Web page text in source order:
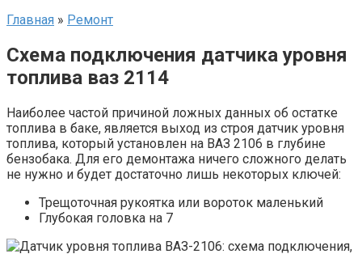
Главная » Ремонт
Схема подключения датчика уровня
топлива ваз 2114
Наиболее частой причиной ложных данных об остатке
топлива в баке, является выход из строя датчик уровня
топлива, который установлен на ВАЗ 2106 в глубине
бензобака. Для его демонтажа ничего сложного делать
не нужно и будет достаточно лишь некоторых ключей:
Трещоточная рукоятка или вороток маленький
Глубокая головка на 7